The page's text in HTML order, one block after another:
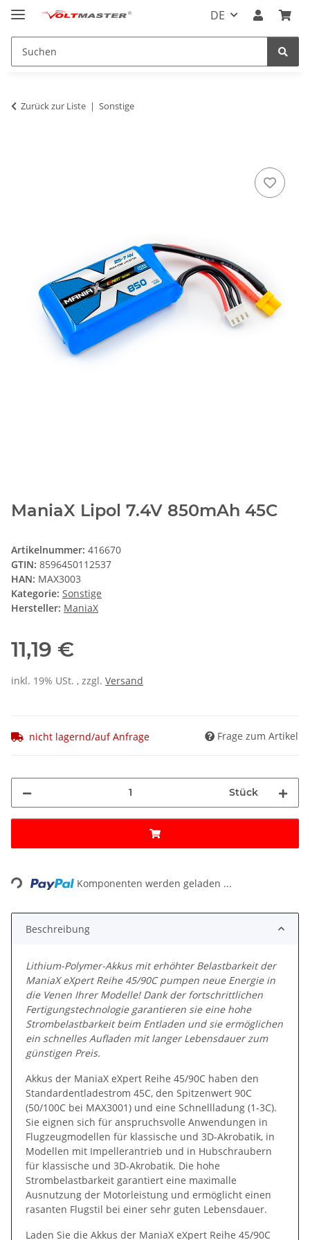
DE
Zurück zur Liste Sonstige
ManiaX Lipol 7.4V 850mAh 45C
Artikelnummer: 416670
GTIN: 8596450112537
HAN: MAX3003
Kategorie: Sonstige
Hersteller: ManiaX
11,19 €
inkl. 19% USt. , zzgl. Versand
nicht lagernd/auf Anfrage Frage zum Artikel
Stück
Loading... Komponenten werden geladen ...
Beschreibung
Lithium-Polymer-Akkus mit erhöhter Belastbarkeit der
ManiaX eXpert Reihe 45/90C pumpen neue Energie in
die Venen Ihrer Modelle! Dank der fortschrittlichen
Fertigungstechnologie garantieren sie eine hohe
Strombelastbarkeit beim Entladen und sie ermöglichen
ein schnelles Aufladen mit langer Lebensdauer zum
günstigen Preis.
Akkus der ManiaX eXpert Reihe 45/90C haben den
Standardentladestrom 45C, den Spitzenwert 90C
(50/100C bei MAX3001) und eine Schnellladung (1-3C).
Sie eignen sich für anspruchsvolle Anwendungen in
Flugzeugmodellen für klassische und 3D-Akrobatik, in
Modellen mit Impellerantrieb und in Hubschraubern
für klassische und 3D-Akrobatik. Die hohe
Strombelastbarkeit garantiert eine maximalle
Ausnutzung der Motorleistung und ermöglicht einen
rasanten Flugstil bei einer sehr guten Lebensdauer.
Laden Sie die Akkus der ManiaX eXpert Reihe 45/90C